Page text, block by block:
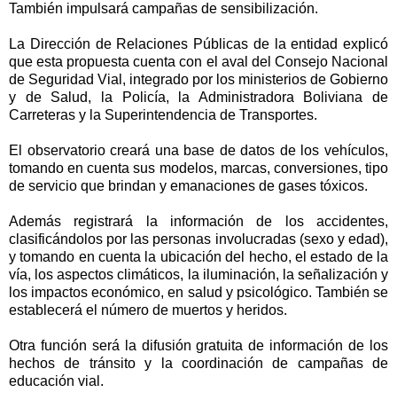
También impulsará campañas de sensibilización.
La Dirección de Relaciones Públicas de la entidad explicó
que esta propuesta cuenta con el aval del Consejo Nacional
de Seguridad Vial, integrado por los ministerios de Gobierno
y de Salud, la Policía, la Administradora Boliviana de
Carreteras y la Superintendencia de Transportes.
El observatorio creará una base de datos de los vehículos,
tomando en cuenta sus modelos, marcas, conversiones, tipo
de servicio que brindan y emanaciones de gases tóxicos.
Además registrará la información de los accidentes,
clasificándolos por las personas involucradas (sexo y edad),
y tomando en cuenta la ubicación del hecho, el estado de la
vía, los aspectos climáticos, la iluminación, la señalización y
los impactos económico, en salud y psicológico. También se
establecerá el número de muertos y heridos.
Otra función será la difusión gratuita de información de los
hechos de tránsito y la coordinación de campañas de
educación vial.